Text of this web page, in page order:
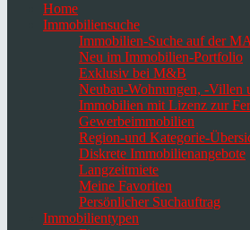
Home
Immobiliensuche
Immobilien-Suche auf der
Neu im Immobilien-Portfolio
Exklusiv bei M&B
Neubau-Wohnungen, -Villen
Immobilien mit Lizenz zur
Gewerbeimmobilien
Region-und Kategorie-
Diskrete Immobilienangebote
Langzeitmiete
Meine Favoriten
Persönlicher Suchauftrag
Immobilientypen